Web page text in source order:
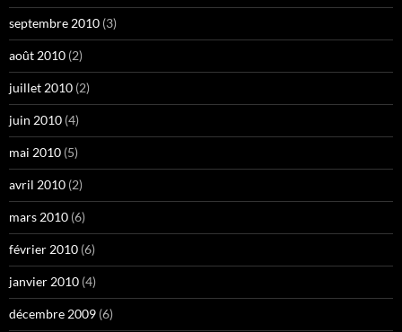
septembre 2010 (3)
août 2010 (2)
juillet 2010 (2)
juin 2010 (4)
mai 2010 (5)
avril 2010 (2)
mars 2010 (6)
février 2010 (6)
janvier 2010 (4)
décembre 2009 (6)